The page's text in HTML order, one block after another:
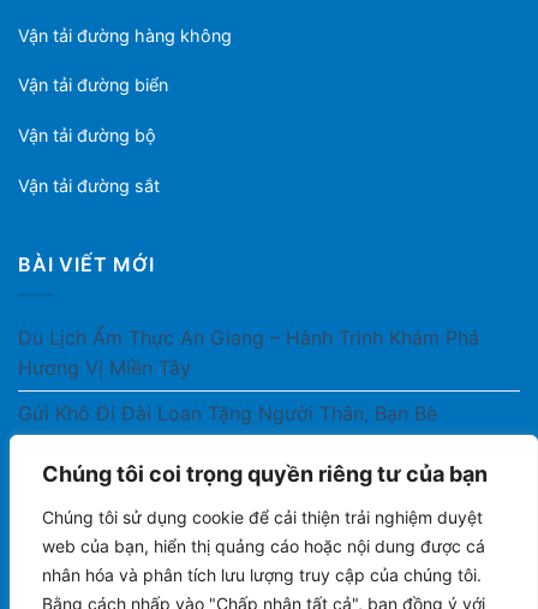
Chúng tôi coi trọng quyền riêng tư của bạn
Chúng tôi sử dụng cookie để cải thiện trải nghiệm duyệt
web của bạn, hiển thị quảng cáo hoặc nội dung được cá
nhân hóa và phân tích lưu lượng truy cập của chúng tôi.
Bằng cách nhấp vào "Chấp nhận tất cả", bạn đồng ý với
Vận tải đường hàng không
Vận tải đường biển
Vận tải đường bộ
Vận tải đường sắt
BÀI VIẾT MỚI
Du Lịch Ẩm Thực An Giang – Hành Trình Khám Phá
Hương Vị Miền Tây
Gửi Khô Đi Đài Loan Tặng Người Thân, Bạn Bè
Gửi Thuốc Cho Người Thân Ở Nước Ngoài Có Được
Không?
Gửi Công Văn, Tài Liệu Hỏa Tốc Từ Nam Ra Bắc
Gửi Cà Phê Đóng Gói Sang Áo Có Được Không?